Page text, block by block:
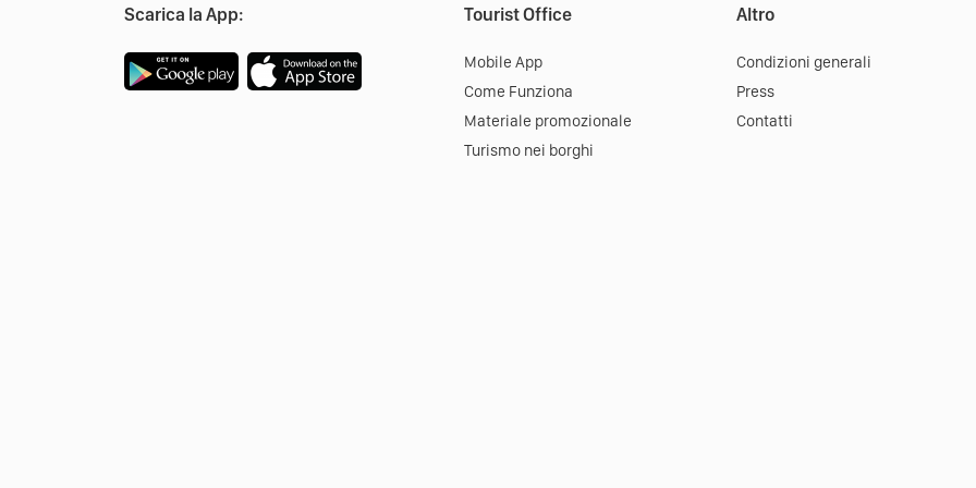
Scarica la App: Tourist Office
Mobile App
Come Funziona
Materiale promozionale
Turismo nei borghi
Altro
Condizioni generali
Press
Contatti